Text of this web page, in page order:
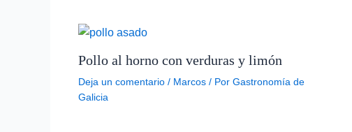
Pollo al horno con verduras y limón
Deja un comentario / Marcos / Por Gastronomía de
Galicia